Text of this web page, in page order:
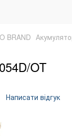
BRAND
OT
Написати відгук